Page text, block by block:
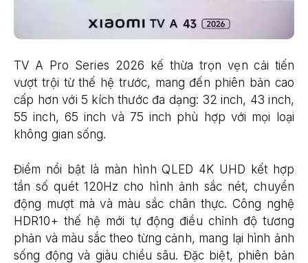
TV A Pro Series 2026 kế thừa trọn vẹn cải tiến
vượt trội từ thế hệ trước, mang đến phiên bản cao
cấp hơn với 5 kích thước đa dạng: 32 inch, 43 inch,
55 inch, 65 inch và 75 inch phù hợp với mọi loại
không gian sống.
Điểm nổi bật là màn hình QLED 4K UHD kết hợp
tần số quét 120Hz cho hình ảnh sắc nét, chuyển
động mượt mà và màu sắc chân thực. Công nghệ
HDR10+ thế hệ mới tự động điều chỉnh độ tương
phản và màu sắc theo từng cảnh, mang lại hình ảnh
sống động và giàu chiều sâu. Đặc biệt, phiên bản